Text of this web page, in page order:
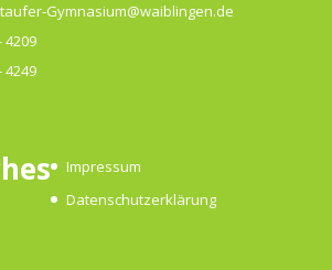
Gymnasium@waiblingen.de
4209
4249
Impressum
Datenschutzerklärung